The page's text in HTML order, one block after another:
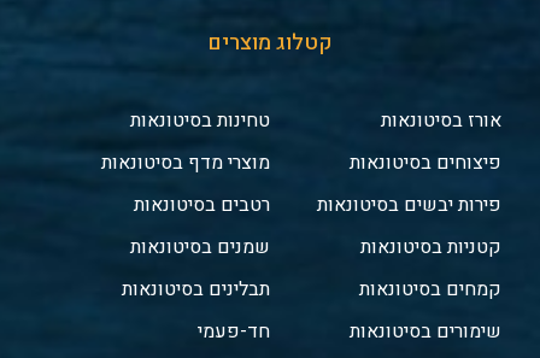
קטלוג מוצרים
אורז בסיטונאות
פיצוחים בסיטונאות
פירות יבשים בסיטונאות
קטניות בסיטונאות
קמחים בסיטונאות
שימורים בסיטונאות
טחינות בסיטונאות
מוצרי מדף בסיטונאות
רטבים בסיטונאות
שמנים בסיטונאות
תבלינים בסיטונאות
חד-פעמי